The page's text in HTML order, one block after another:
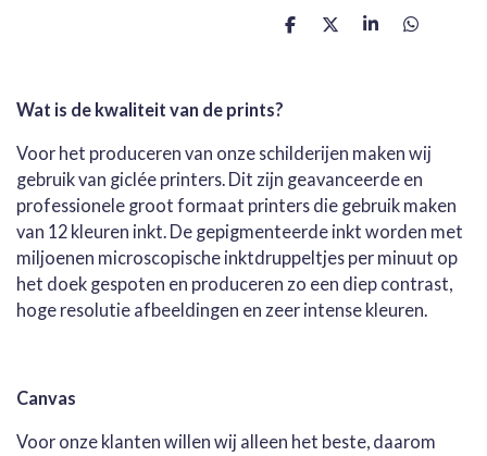
D
D
S
D
Wat is de kwaliteit van de prints?
Voor het produceren van onze schilderijen maken wij
gebruik van giclée printers. Dit zijn geavanceerde en
professionele groot formaat printers die gebruik maken
van 12 kleuren inkt. De gepigmenteerde inkt worden met
miljoenen microscopische inktdruppeltjes per minuut op
het doek gespoten en produceren zo een diep contrast,
hoge resolutie afbeeldingen en zeer intense kleuren.
Canvas
Voor onze klanten willen wij alleen het beste, daarom